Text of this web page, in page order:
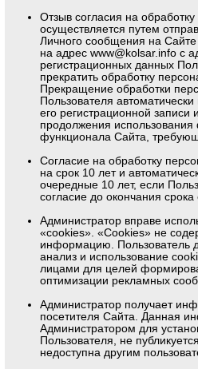
Отзыв согласия на
осуществляется путем
Личного сообщения на
на адресwww@kolsar.info с
регистрационных данных
прекратить обработку
Прекращение обработки
Пользователя
его регистрационной записи
продолжения
функционала Сайта,
Согласие на обработку
на срок 10 лет и
очередные 10 лет, если
согласие до окончания срока
Администратор вправе
«cookies». «Cookies» не
информацию. Пользователь
анализ и использование
лицами для целей
оптимизации рекламных
Администратор получает
посетителя Сайта. Данная
Администратором для
Пользователя, не
недоступна другим